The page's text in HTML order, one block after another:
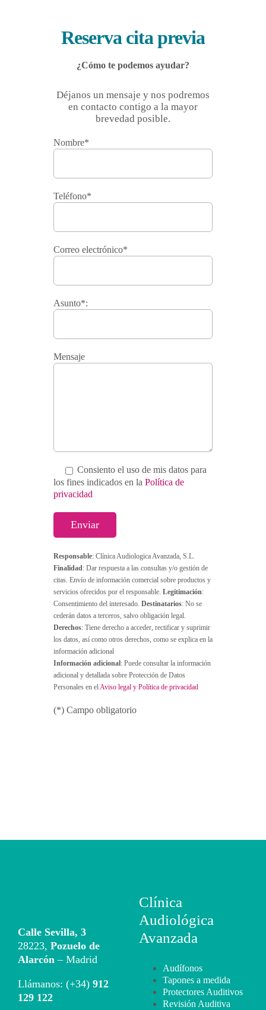
Reserva cita previa
¿Cómo te podemos ayudar?
Déjanos un mensaje y nos podremos
en contacto contigo a la mayor
brevedad posible.
Nombre*
Teléfono*
Correo electrónico*
Asunto*:
Mensaje
Consiento el uso de mis datos para
los fines indicados en la Política de
privacidad
Responsable: Clínica Audiologica Avanzada, S.L.
Finalidad: Dar respuesta a las consultas y/o gestión de
citas. Envío de información comercial sobre productos y
servicios ofrecidos por el responsable. Legitimación:
Consentimiento del interesado. Destinatarios: No se
cederán datos a terceros, salvo obligación legal.
Derechos: Tiene derecho a acceder, rectificar y suprimir
los datos, así como otros derechos, como se explica en la
información adicional
Información adicional: Puede consultar la información
adicional y detallada sobre Protección de Datos
Personales en elAviso legal y Política de privacidad
(*) Campo obligatorio
Calle Sevilla, 3
28223, Pozuelo de
Alarcón– Madrid
Llámanos: (+34) 912
129 122
Clínica
Audiológica
Avanzada
Audífonos
Tapones a medida
Protectores Auditivos
Revisión Auditiva